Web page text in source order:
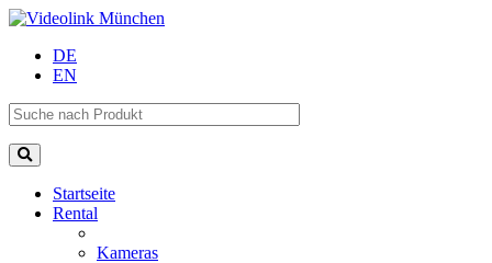
DE
EN
Startseite
Rental
Kameras